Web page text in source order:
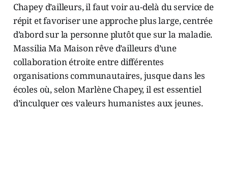
Chapey d’ailleurs, il faut voir au-delà du service de
répit et favoriser une approche plus large, centrée
d’abord sur la personne plutôt que sur la maladie.
Massilia Ma Maison rêve d’ailleurs d’une
collaboration étroite entre différentes
organisations communautaires, jusque dans les
écoles où, selon Marlène Chapey, il est essentiel
d’inculquer ces valeurs humanistes aux jeunes.